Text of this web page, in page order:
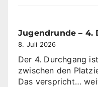
Jugendrunde – 4.
8. Juli 2026
Der 4. Durchgang
zwischen den
Das verspricht…